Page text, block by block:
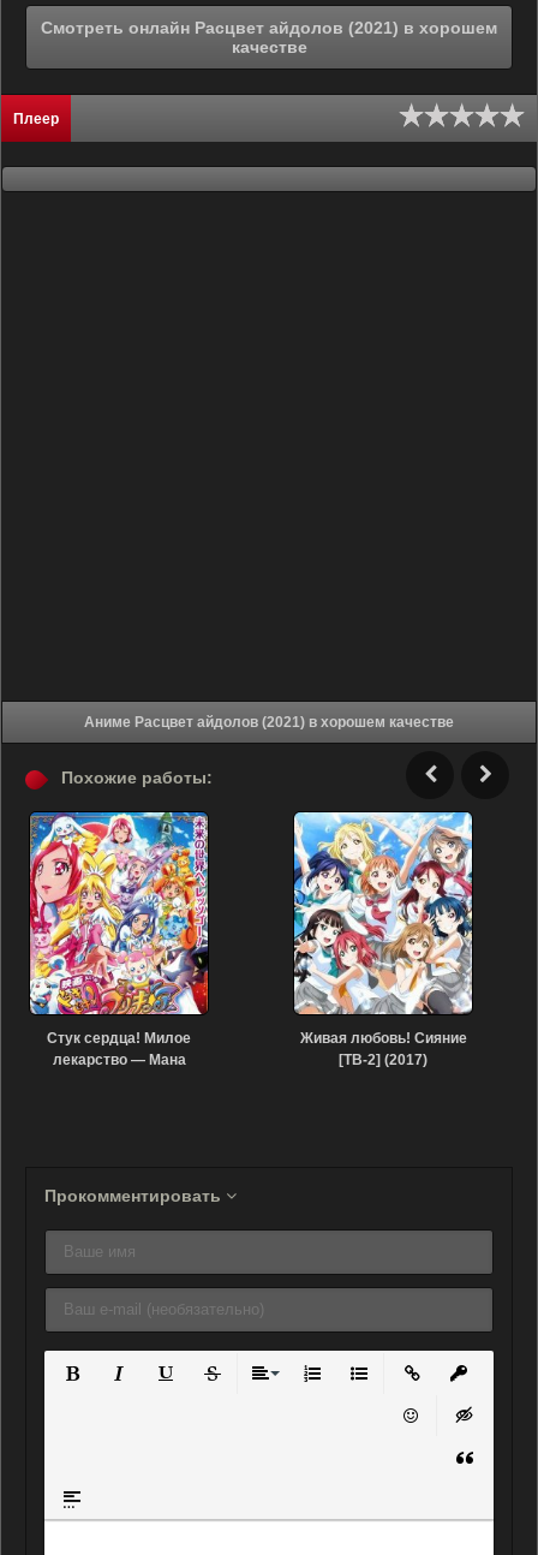
Смотреть онлайн Расцвет айдолов (2021) в хорошем
качестве
Плеер
Аниме Расцвет айдолов (2021) в хорошем качестве
Похожие работы:
Стук сердца! Милое
лекарство — Мана
Живая любовь! Сияние
[ТВ-2] (2017)
Прокомментировать
Нумерованный список
Маркированный
Вставить ссылку
Вставить